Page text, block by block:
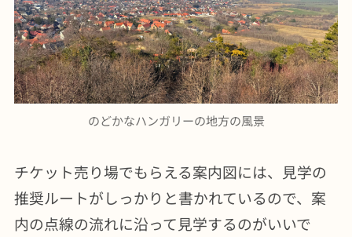
のどかなハンガリーの地方の風景
チケット売り場でもらえる案内図には、見学の
推奨ルートがしっかりと書かれているので、案
内の点線の流れに沿って見学するのがいいで